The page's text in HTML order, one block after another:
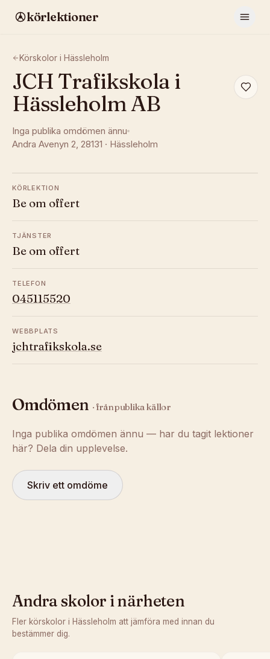
körlektioner
Körskolor i Hässleholm
JCH Trafikskola i
Hässleholm AB
Inga publika omdömen ännu
Andra Avenyn 2, 28131 · Hässleholm
KÖRLEKTION
Be om offert
TJÄNSTER
Be om offert
TELEFON
045115520
WEBBPLATS
jchtrafikskola.se
Omdömen · från publika källor
Inga publika omdömen ännu — har du tagit lektioner
här? Dela din upplevelse.
Skriv ett omdöme
Andra skolor i närheten
Fler körskolor i Hässleholm att jämföra med innan du
bestämmer dig.